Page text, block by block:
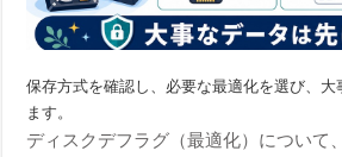
保存方式を確認し、必要な最適化を選び、大
ます。
ディスクデフラグ（最適化）について